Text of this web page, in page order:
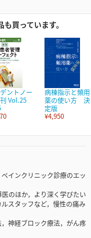
買っています。
ントノー
Vol.25
病棟指示と頻用
薬の使い方 決
定版
¥4,950
インクリニック診療のエッ
のほか，より深く学びたい
スタッフなど，慢性の痛み
神経ブロック療法，がん疼